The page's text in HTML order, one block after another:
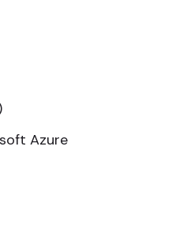
Azure